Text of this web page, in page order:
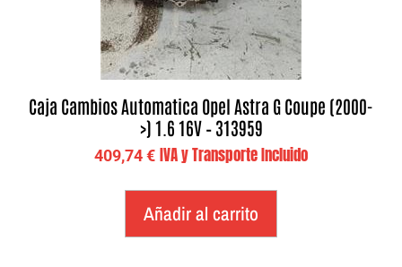
Caja Cambios Automatica Opel Astra G Coupe (2000-
>) 1.6 16V – 313959
409,74€ IVA y Transporte Incluido
Añadir al carrito